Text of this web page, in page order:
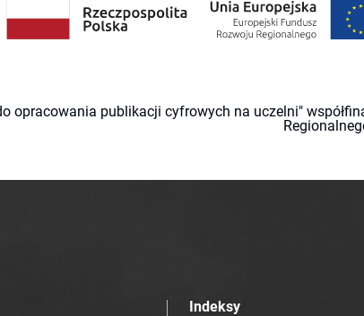
opracowania publikacji cyfrowych na uczelni"
Indeksy